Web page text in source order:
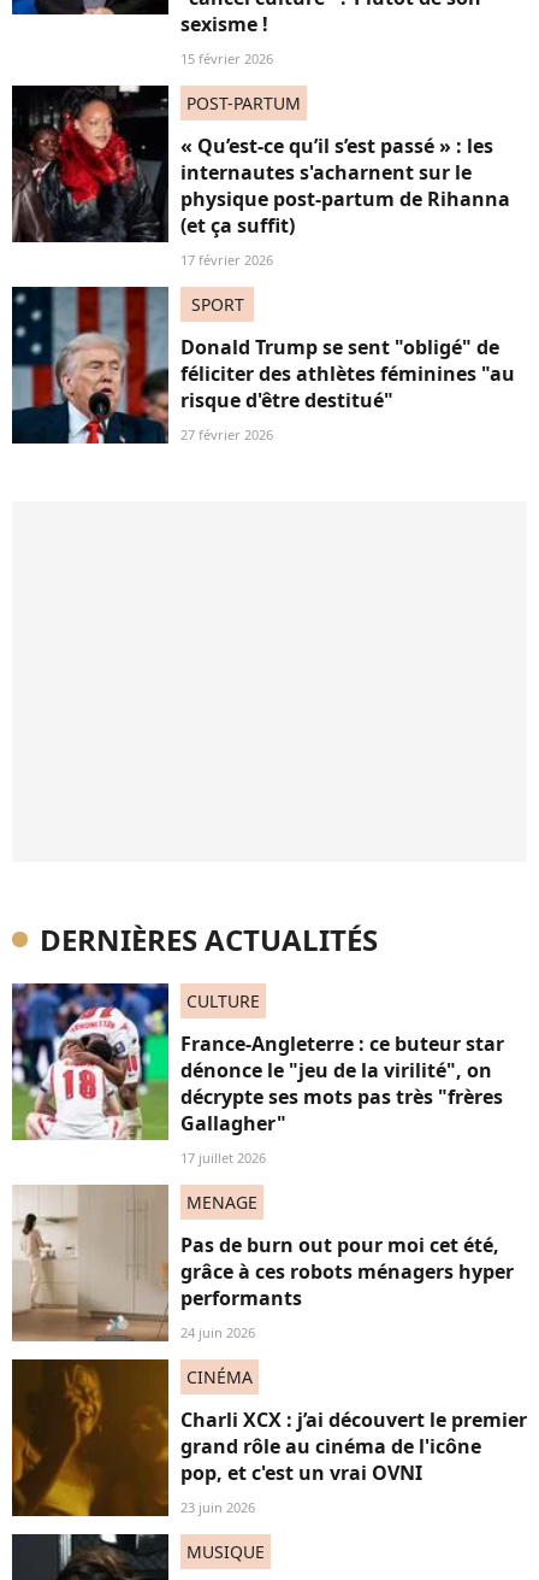
sexisme !
15 février 2026
POST-PARTUM
« Qu’est-ce qu’il s’est passé » : les
internautes s'acharnent sur le
physique post-partum de Rihanna
(et ça suffit)
17 février 2026
SPORT
Donald Trump se sent "obligé" de
féliciter des athlètes féminines "au
risque d'être destitué"
27 février 2026
DERNIÈRES ACTUALITÉS
CULTURE
France-Angleterre : ce buteur star
dénonce le "jeu de la virilité", on
décrypte ses mots pas très "frères
Gallagher"
17 juillet 2026
MENAGE
Pas de burn out pour moi cet été,
grâce à ces robots ménagers hyper
performants
24 juin 2026
CINÉMA
Charli XCX : j’ai découvert le premier
grand rôle au cinéma de l'icône
pop, et c'est un vrai OVNI
23 juin 2026
MUSIQUE